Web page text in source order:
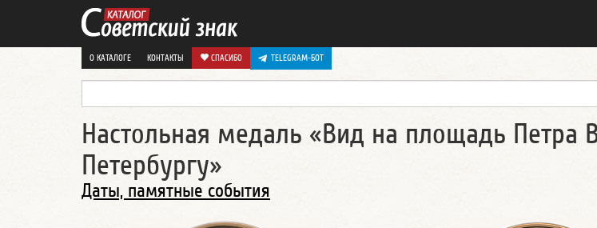
О КАТАЛОГЕ КОНТАКТЫ СПАСИБО TELEGRAM-БОТ
Настольная медаль «Вид на площадь Петра
Петербургу»
Даты, памятные события